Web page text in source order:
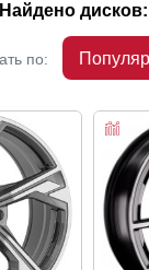
Найдено
по: